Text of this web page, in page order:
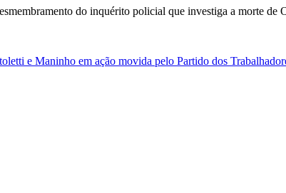
do inquérito policial que investiga a morte de
e Maninho em ação movida pelo Partido dos